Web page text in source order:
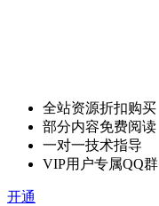
全站资源折扣购买
部分内容免费阅读
一对一技术指导
VIP用户专属QQ群
开通